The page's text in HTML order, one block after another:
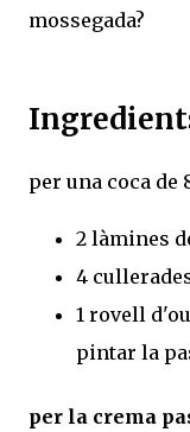
mossegada?
per una coca de
2 làmines
4
1 rovell
pintar la
per la crema